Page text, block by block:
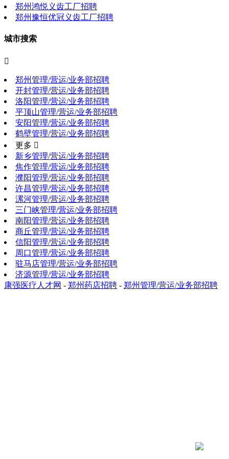
郑州鸿悦义齿工厂招聘
郑州豫恒优冠义齿工厂招聘
城市搜索

郑州管理/营运/业务部招聘
开封管理/营运/业务部招聘
洛阳管理/营运/业务部招聘
平顶山管理/营运/业务部招聘
安阳管理/营运/业务部招聘
鹤壁管理/营运/业务部招聘
更多 
新乡管理/营运/业务部招聘
焦作管理/营运/业务部招聘
濮阳管理/营运/业务部招聘
许昌管理/营运/业务部招聘
漯河管理/营运/业务部招聘
三门峡管理/营运/业务部招聘
南阳管理/营运/业务部招聘
商丘管理/营运/业务部招聘
信阳管理/营运/业务部招聘
周口管理/营运/业务部招聘
驻马店管理/营运/业务部招聘
济源管理/营运/业务部招聘
康强医疗人才网 - 郑州药店招聘 - 郑州管理/营运/业务部招聘